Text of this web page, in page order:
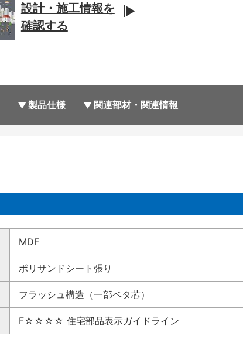
設計・施工情報を
確認する
製品仕様 関連部材・関連情報
MDF
ポリサンドシート張り
フラッシュ構造（一部ベタ芯）
F☆☆☆☆ 住宅部品表示ガイドライン